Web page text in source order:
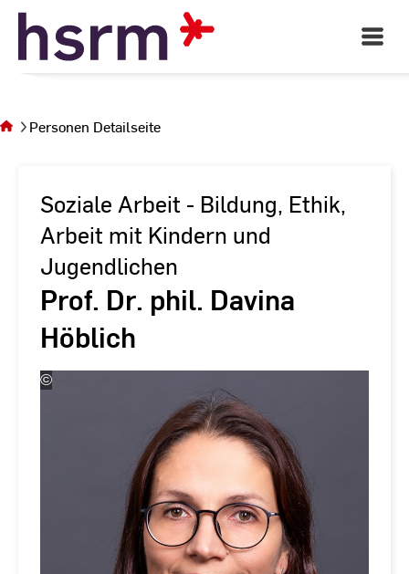
Skip
Content
Open
Main
sich auf
der SeitePersonen Detailseite
Soziale Arbeit - Bildung, Ethik,
Arbeit mit Kindern und
Jugendlichen
Prof. Dr. phil. Davina
Höblich
©
Andreas